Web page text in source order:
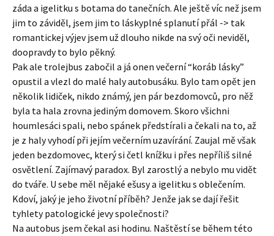
záda a igelitku s botama do tanečních. Ale ještě víc než jsem
jim to záviděl, jsem jim to láskyplné splanutí přál -> tak
romantickej výjev jsem už dlouho nikde na svý oči neviděl,
doopravdy to bylo pěkný.
Pak ale trolejbus zabočil a já onen večerní “koráb lásky”
opustil a vlezl do malé haly autobusáku. Bylo tam opět jen
několik lidiček, nikdo známý, jen pár bezdomovců, pro něž
byla ta hala zrovna jediným domovem. Skoro všichni
houmlesáci spali, nebo spánek předstírali a čekali na to, až
je z haly vyhodí při jejím večerním uzavírání. Zaujal mě však
jeden bezdomovec, který si četl knížku i přes nepříliš silné
osvětlení. Zajímavý paradox. Byl zarostlý a nebylo mu vidět
do tváře. U sebe měl nějaké ešusy a igelitku s oblečením.
Kdoví, jaký je jeho životní příběh? Jenže jak se dají řešit
tyhlety patologické jevy společnosti?
Na autobus jsem čekal asi hodinu. Naštěstí se během této